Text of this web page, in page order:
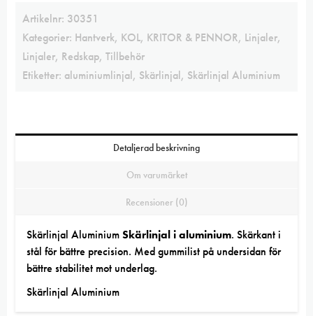
Artikelnr: 30351
Kategorier: Hantverk, KOL, KRITOR & PENNOR, Linjaler,
Linjaler, Redskap, Tillbehör
Etiketter: aluminiumlinjal, Skärlinjal, Skärlinjal Aluminium
Detaljerad beskrivning
Om varumärket
Recensioner (0)
Skärlinjal AluminiumSkärlinjal i aluminium. Skärkant i
stål för bättre precision. Med gummilist på undersidan för
bättre stabilitet mot underlag.
Skärlinjal Aluminium